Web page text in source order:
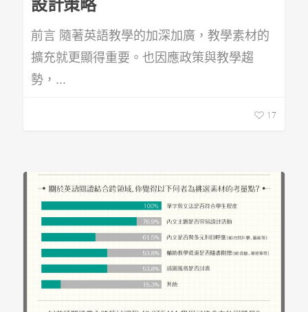
設計策略
前言 隨著英語教學的加深加廣，教學素材的
擴充就更顯得重要。也因應政策與教學趨
勢，...
17